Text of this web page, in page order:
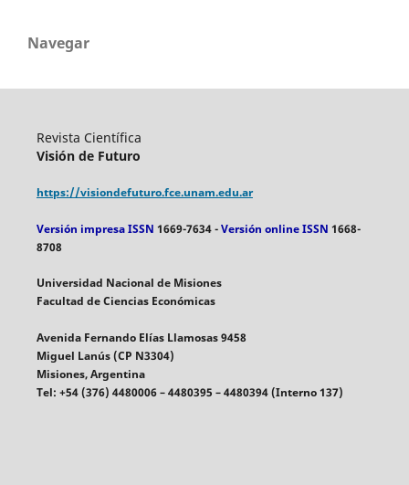
Navegar
Revista Científica
Visión de Futuro
https://visiondefuturo.fce.unam.edu.ar
Versión impresa ISSN 1669-7634 - Versión online ISSN 1668-
8708
Universidad Nacional de Misiones
Facultad de Ciencias Económicas
Avenida Fernando Elías Llamosas 9458
Miguel Lanús (CP N3304)
Misiones, Argentina
Tel: +54 (376) 4480006 – 4480395 – 4480394 (Interno 137)